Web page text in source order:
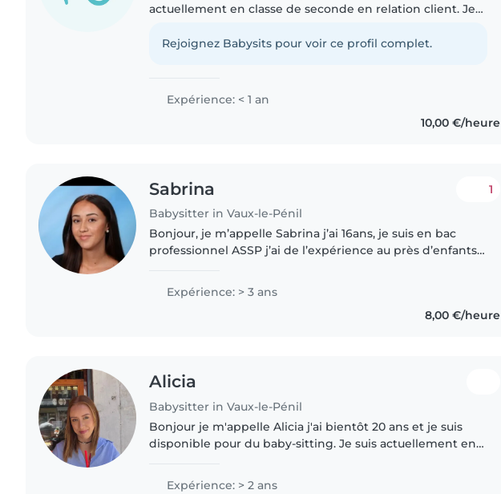
actuellement en classe de seconde en relation client. Je
ménagères et..
Rejoignez Babysits pour voir ce profil complet.
Expérience: < 1 an
10,00 €/heure
Sabrina
Babysitter in Vaux-le-Pénil
1
Bonjour, je m’appelle Sabrina j’ai 16ans, je suis en bac
professionnel ASSP j’ai de l’expérience au près d’enfants,
beaucoup connaître..
Expérience: > 3 ans
8,00 €/heure
Alicia
Babysitter in Vaux-le-Pénil
Bonjour je m'appelle Alicia j'ai bientôt 20 ans et je suis
disponible pour du baby-sitting. Je suis actuellement en 3
Expérience: > 2 ans